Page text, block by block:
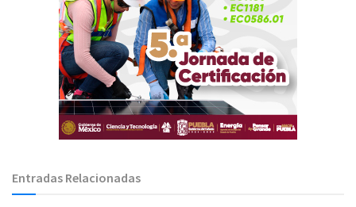
Entradas Relacionadas